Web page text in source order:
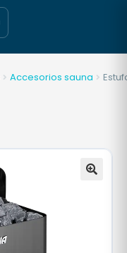
Accesorios sauna